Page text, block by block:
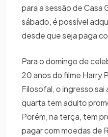
para a sessão de Casa
sábado, é possível
desde que seja paga
Para o domingo de
20 anos do filme Harry
Filosofal, o ingresso
quarta tem adulto
Porém, na terça, tem
pagar com moedas de